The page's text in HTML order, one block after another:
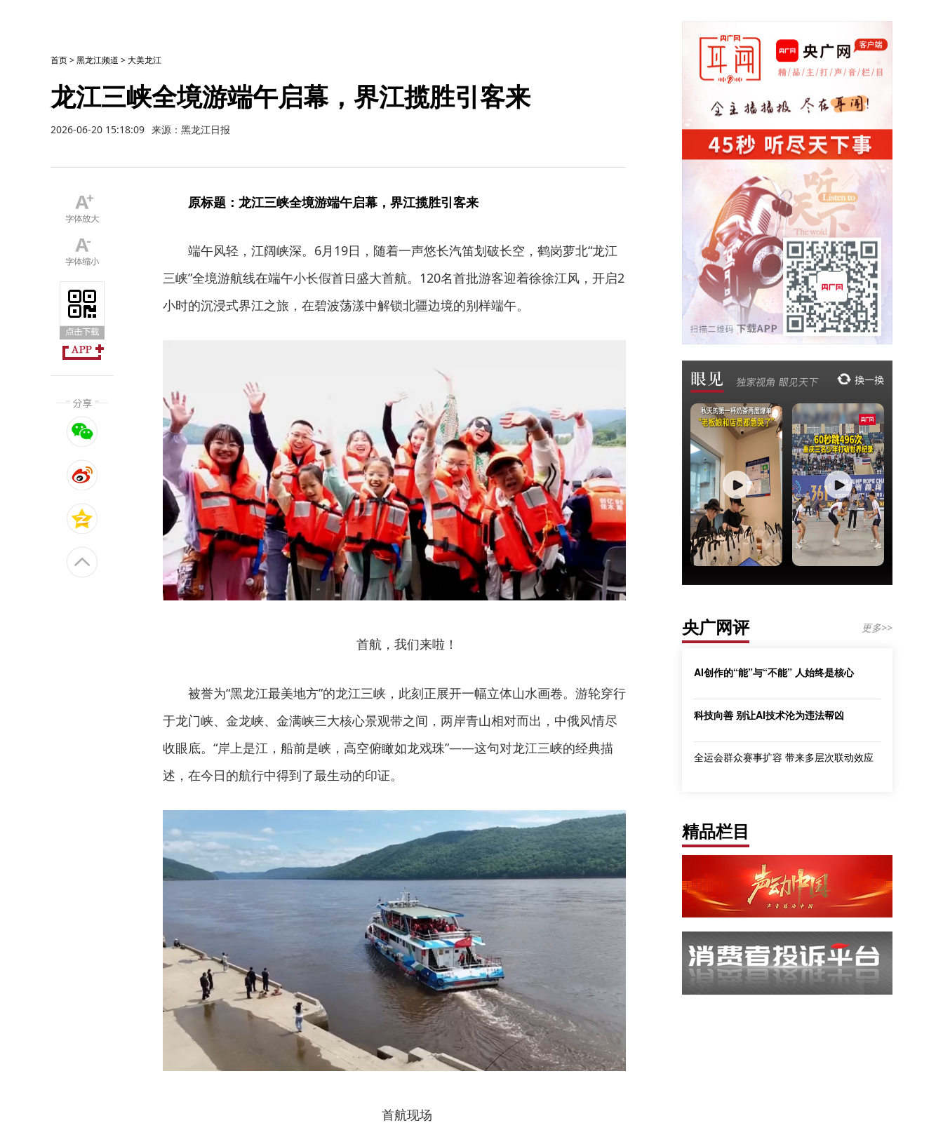
首页>黑龙江频道 >大美龙江
龙江三峡全境游端午启幕，界江揽胜引客来
2026-06-20 15:18:09 来源：黑龙江日报
原标题：龙江三峡全境游端午启幕，界江揽胜引客来
端午风轻，江阔峡深。6月19日，随着一声悠长汽笛划破长空，鹤岗萝北“龙江
三峡”全境游航线在端午小长假首日盛大首航。120名首批游客迎着徐徐江风，开启2
小时的沉浸式界江之旅，在碧波荡漾中解锁北疆边境的别样端午。
首航，我们来啦！
被誉为“黑龙江最美地方”的龙江三峡，此刻正展开一幅立体山水画卷。游轮穿行
于龙门峡、金龙峡、金满峡三大核心景观带之间，两岸青山相对而出，中俄风情尽
收眼底。“岸上是江，船前是峡，高空俯瞰如龙戏珠”——这句对龙江三峡的经典描
述，在今日的航行中得到了最生动的印证。
首航现场
央广网评 更多>>
AI创作的“能”与“不能” 人始终是核心
科技向善 别让AI技术沦为违法帮凶
全运会群众赛事扩容 带来多层次联动效应
精品栏目